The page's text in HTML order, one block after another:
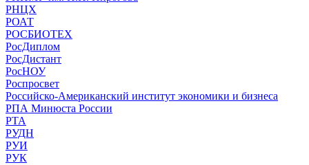
РНЦХ
РОАТ
РОСБИОТЕХ
РосДиплом
РосДистант
РосНОУ
Роспросвет
Российско-Американский институт экономики и бизнеса
РПА Минюста России
РТА
РУДН
РУИ
РУК